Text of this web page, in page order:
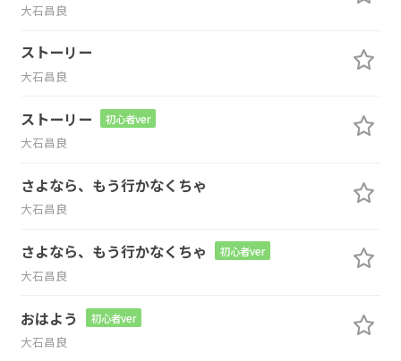
大石昌良
ストーリー
大石昌良
ストーリー 初心者ver
大石昌良
さよなら、もう行かなくちゃ
大石昌良
さよなら、もう行かなくちゃ 初心者ver
大石昌良
おはよう 初心者ver
大石昌良